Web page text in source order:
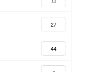
27
44